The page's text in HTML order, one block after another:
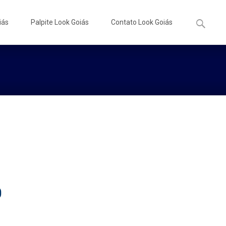
Palpite Look Goiás Contato Look Goiás
por: